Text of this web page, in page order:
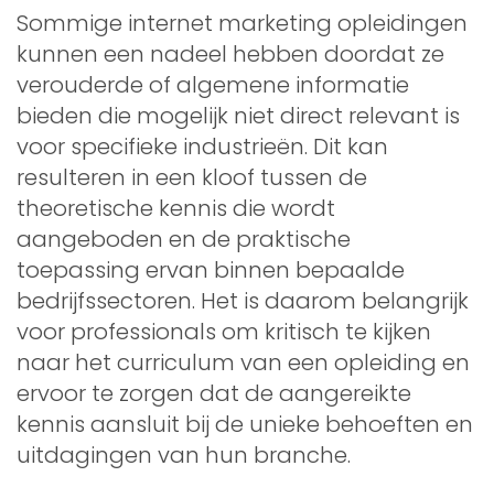
Sommige internet marketing opleidingen
kunnen een nadeel hebben doordat ze
verouderde of algemene informatie
bieden die mogelijk niet direct relevant is
voor specifieke industrieën. Dit kan
resulteren in een kloof tussen de
theoretische kennis die wordt
aangeboden en de praktische
toepassing ervan binnen bepaalde
bedrijfssectoren. Het is daarom belangrijk
voor professionals om kritisch te kijken
naar het curriculum van een opleiding en
ervoor te zorgen dat de aangereikte
kennis aansluit bij de unieke behoeften en
uitdagingen van hun branche.